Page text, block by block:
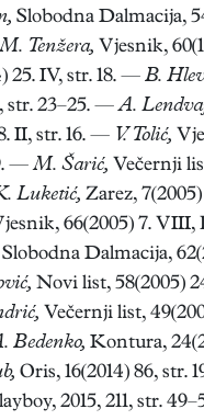
Slobodna Dalmacija,
M. Tenžera, Vjesnik,
25. IV, str. 18. — B.
str. 23–25. —A.
II, str. 16. — V. Tolić,
—M. Šarić, Večernji
Luketić, Zarez,
66(2005) 7. VIII,
Slobodna Dalmacija,
Novi list, 58(2005)
Večernji list,
Bedenko, Kontura,
Oris, 16(2014) 86, str.
2015, 211, str.